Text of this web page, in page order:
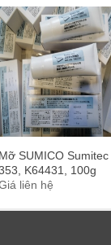
Mỡ SUMICO Sumitec
K64431, 100g
liên hệ